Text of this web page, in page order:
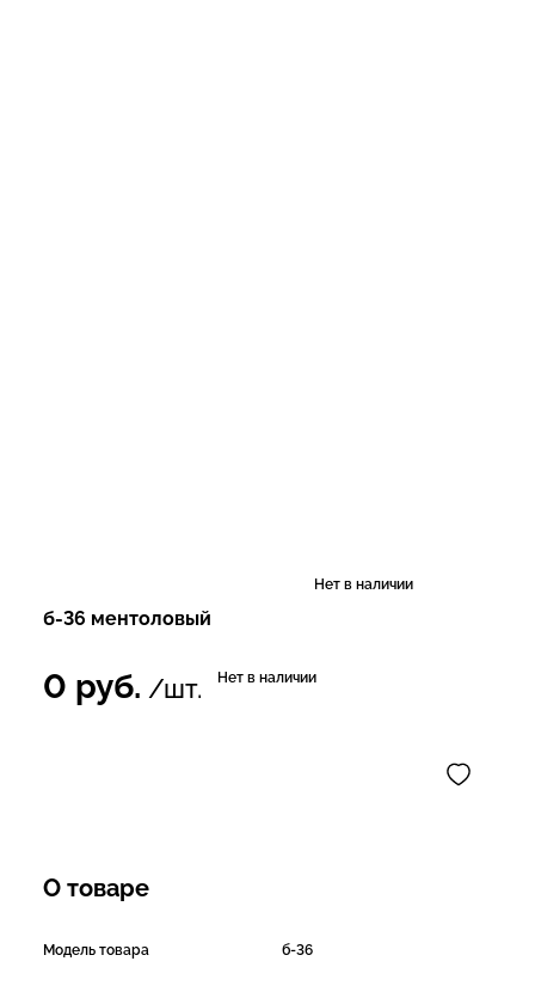
Нет в наличии
б-36 ментоловый
0 руб. /шт. Нет в наличии
О товаре
Модель товара б-36